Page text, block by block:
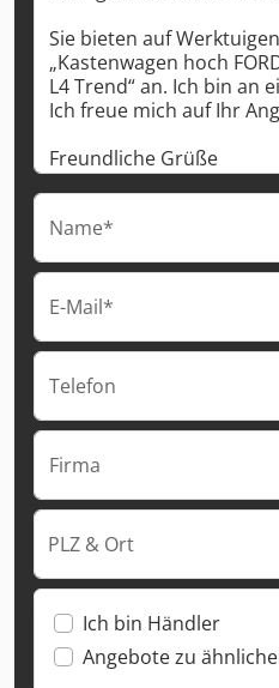
Name*
E-Mail*
Telefon
Firma
PLZ & Ort
Ich bin Händler
Angebote zu